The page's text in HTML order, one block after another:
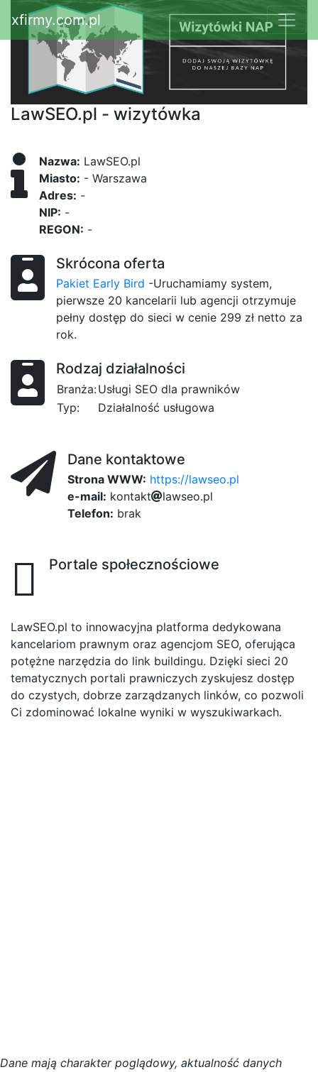
xfirmy.com.pl
LawSEO.pl - wizytówka
Nazwa: LawSEO.pl
Miasto: - Warszawa
Adres: -
NIP: -
REGON: -
Skrócona oferta
Pakiet Early Bird -Uruchamiamy system,
pierwsze 20 kancelarii lub agencji otrzymuje
pełny dostęp do sieci w cenie 299 zł netto za
rok.
Rodzaj działalności
Branża:Usługi SEO dla prawników
Typ:
Działalność usługowa
Dane kontaktowe
Strona WWW: https://lawseo.pl
e-mail: c8f
kon0
takt2 l5
awa9
se7
o.pl
Telefon: brak
Portale społecznościowe
LawSEO.pl to innowacyjna platforma dedykowana
kancelariom prawnym oraz agencjom SEO, oferująca
potężne narzędzia do link buildingu. Dzięki sieci 20
tematycznych portali prawniczych zyskujesz dostęp
do czystych, dobrze zarządzanych linków, co pozwoli
Ci zdominować lokalne wyniki w wyszukiwarkach.
Dane mają charakter poglądowy, aktualność danych